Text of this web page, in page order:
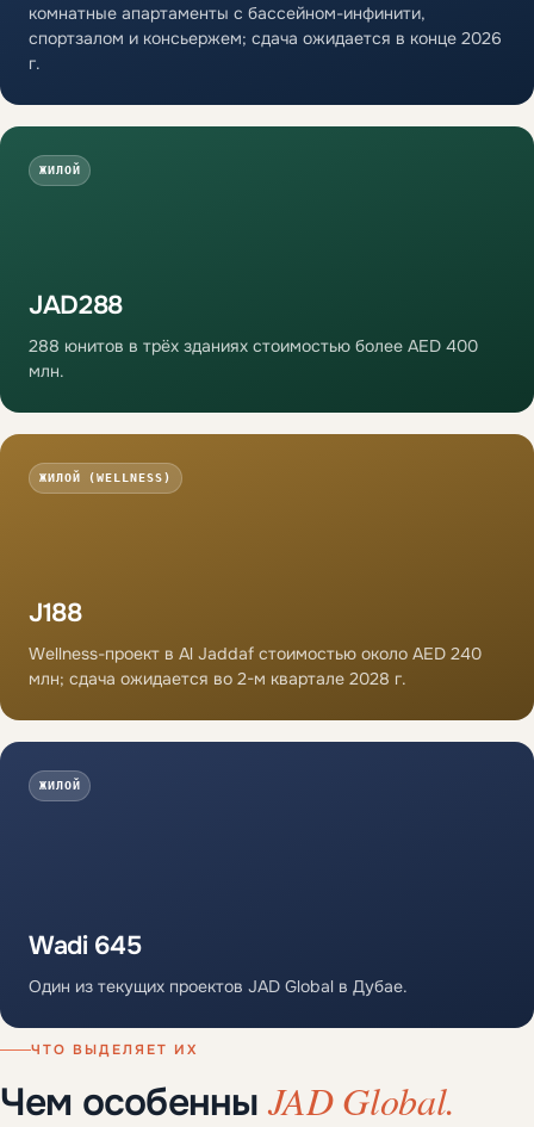
комнатные апартаменты с бассейном-инфинити,
спортзалом и консьержем; сдача ожидается в конце 2026
г.
ЖИЛОЙ
JAD288
288 юнитов в трёх зданиях стоимостью более AED 400
млн.
ЖИЛОЙ (WELLNESS)
J188
Wellness-проект в Al Jaddaf стоимостью около AED 240
млн; сдача ожидается во 2-м квартале 2028 г.
ЖИЛОЙ
Wadi 645
Один из текущих проектов JAD Global в Дубае.
ЧТО ВЫДЕЛЯЕТ ИХ
Чем особенны JAD Global.